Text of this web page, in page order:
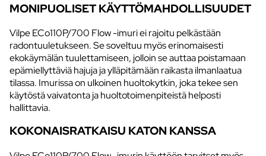
MONIPUOLISET KÄYTTÖMAHDOLLISUUDET
Vilpe ECo110P/700 Flow -imuri ei rajoitu pelkästään
radontuuletukseen. Se soveltuu myös erinomaisesti
ekokäymälän tuulettamiseen, jolloin se auttaa poistamaan
epämiellyttäviä hajuja ja ylläpitämään raikasta ilmanlaatua
tilassa. Imurissa on ulkoinen huoltokytkin, joka tekee sen
käytöstä vaivatonta ja huoltotoimenpiteistä helposti
hallittavia.
KOKONAISRATKAISU KATON KANSSA